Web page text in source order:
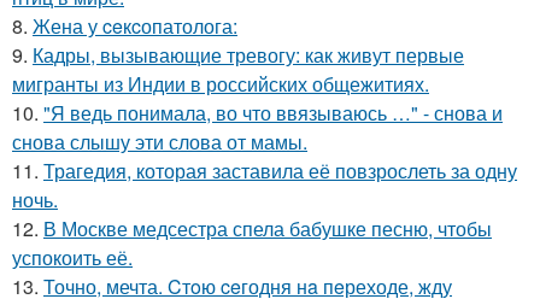
8. Жена у ceкcопатолога:
9. Кадры, вызывающие тревогу: как живут первые
мигранты из Индии в российских общежитиях.
10. "Я ведь понимала, во что ввязываюсь …" - снова и
снова слышу эти слова от мамы.
11. Трагедия, которая заставила её повзрослеть за одну
ночь.
12. В Москве медсестра спела бабушке песню, чтобы
успокоить её.
13. Точно, мечта. Cтoю ceгодня нa пeреходе, жду